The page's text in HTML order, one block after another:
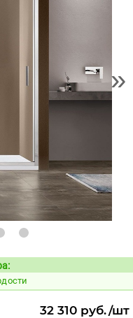
»
Код:
1122768
32 310 руб./шт